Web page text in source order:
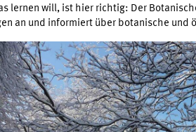
lernen will, ist hier richtig: Der
an und informiert über botanische und